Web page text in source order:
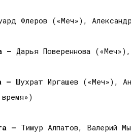
Флеров («Меч»),
— Дарья Повереннова
— Шухрат Иргашев («Меч»),
— Тимур Алпатов, Валерий